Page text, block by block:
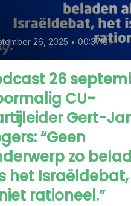
26, 2025 • 00:37:01
26
CU-
Gert-
“Geen
zo
het
rationeel.”